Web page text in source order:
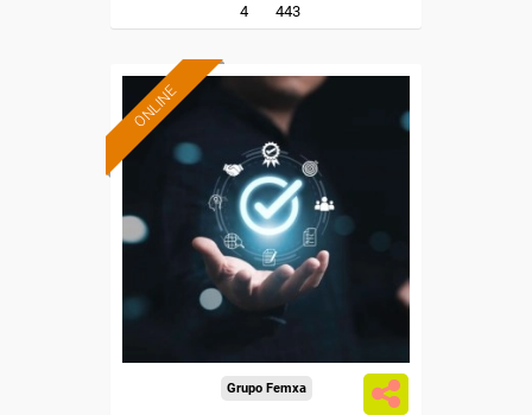
4 443
ONLINE
Formación 100%
subvencionada.
Para desempleados,
trabajadores y autónomos.
Sector
-Metal.
Grupo Femxa